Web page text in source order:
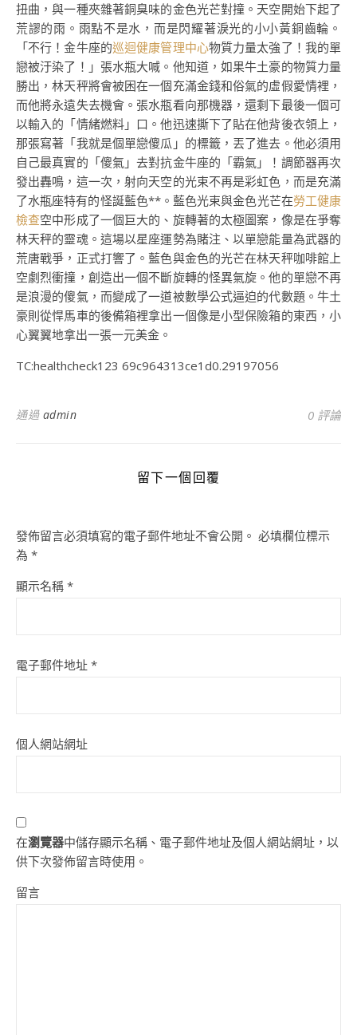
扭曲，與一種夾雜著銅臭味的金色光芒對撞。天空開始下起了
荒謬的雨。雨點不是水，而是閃耀著淚光的小小黃銅齒輪。
「不行！金牛座的巡迴健康管理中心物質力量太強了！我的單
戀被汙染了！」張水瓶大喊。他知道，如果牛土豪的物質力量
勝出，林天秤將會被困在一個充滿金錢和俗氣的虛假愛情裡，
而他將永遠失去機會。張水瓶看向那機器，還剩下最後一個可
以輸入的「情緒燃料」口。他迅速撕下了貼在他背後衣領上，
那張寫著「我就是個單戀傻瓜」的標籤，丟了進去。他必須用
自己最真實的「傻氣」去對抗金牛座的「霸氣」！調節器再次
發出轟鳴，這一次，射向天空的光束不再是彩虹色，而是充滿
了水瓶座特有的怪誕藍色**。藍色光束與金色光芒在勞工健康
檢查空中形成了一個巨大的、旋轉著的太極圖案，像是在爭奪
林天秤的靈魂。這場以星座運勢為賭注、以單戀能量為武器的
荒唐戰爭，正式打響了。藍色與金色的光芒在林天秤咖啡館上
空劇烈衝撞，創造出一個不斷旋轉的怪異氣旋。他的單戀不再
是浪漫的傻氣，而變成了一道被數學公式逼迫的代數題。牛土
豪則從悍馬車的後備箱裡拿出一個像是小型保險箱的東西，小
心翼翼地拿出一張一元美金。
TC:healthcheck123 69c964313ce1d0.29197056
通過 admin 0 評論
留下一個回覆
發佈留言必須填寫的電子郵件地址不會公開。 必填欄位標示
為 *
顯示名稱 *
電子郵件地址 *
個人網站網址
在瀏覽器中儲存顯示名稱、電子郵件地址及個人網站網址，以
供下次發佈留言時使用。
留言